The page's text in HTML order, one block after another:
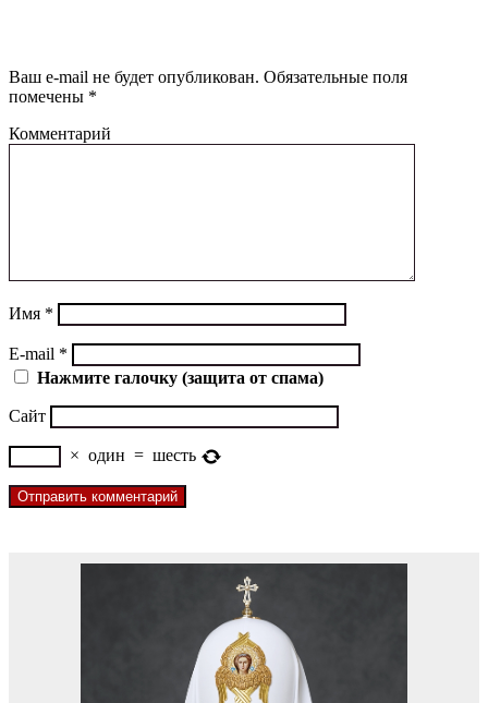
Ваш e-mail не будет опубликован. Обязательные поля
помечены *
Комментарий
Имя *
E-mail *
Нажмите галочку (защита от спама)
Сайт
× один = шесть